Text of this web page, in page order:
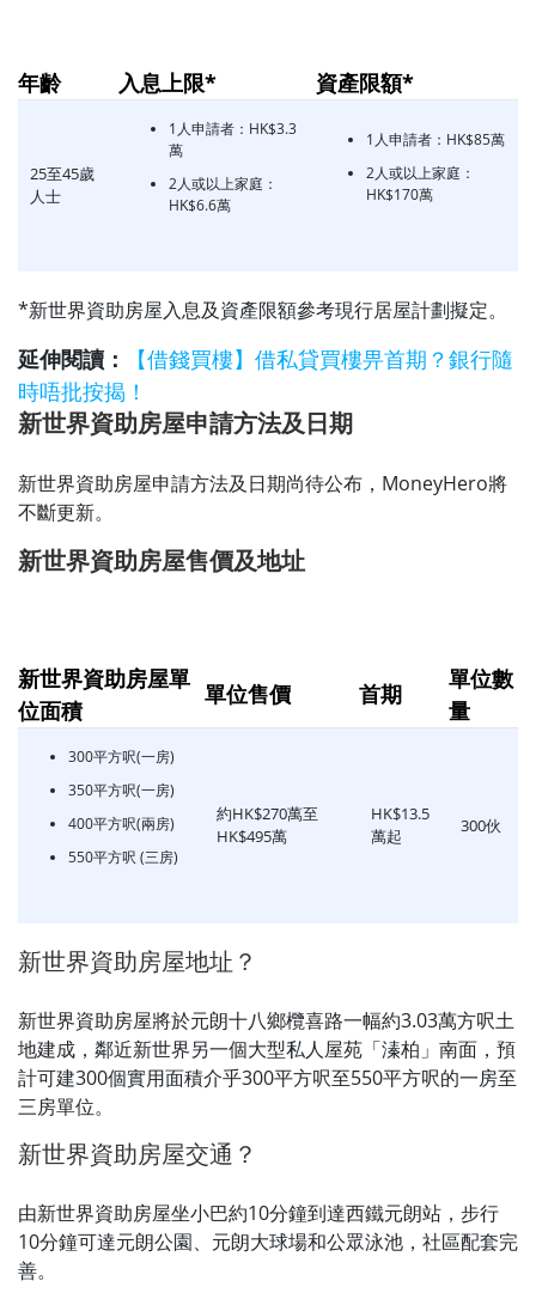
年齡 入息上限* 資產限額*
25至45歲
人士
1人申請者：HK$3.3
萬
2人或以上家庭：
HK$6.6萬
1人申請者：HK$85萬
2人或以上家庭：
HK$170萬
*新世界資助房屋入息及資產限額參考現行居屋計劃擬定。
延伸閱讀：
【借錢買樓】借私貸買樓畀首期？銀行隨
時唔批按揭！
新世界資助房屋申請方法及日期
新世界資助房屋申請方法及日期尚待公布，MoneyHero將
不斷更新。
新世界資助房屋售價及地址
新世界資助房屋單
位面積
單位售價 首期
單位數
量
300平方呎(一房)
350平方呎(一房)
400平方呎(兩房)
550平方呎 (三房)
約HK$270萬至
HK$495萬
HK$13.5
萬起
300伙
新世界資助房屋地址？
新世界資助房屋將於元朗十八鄉欖喜路一幅約3.03萬方呎土
地建成，鄰近新世界另一個大型私人屋苑「溱柏」南面，預
計可建300個實用面積介乎300平方呎至550平方呎的一房至
三房單位。
新世界資助房屋交通？
由新世界資助房屋坐小巴約10分鐘到達西鐵元朗站，步行
10分鐘可達元朗公園、元朗大球場和公眾泳池，社區配套完
善。